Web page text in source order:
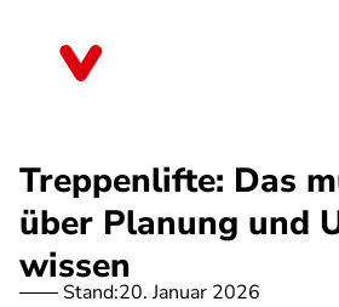
Treppenlifte: Das
über Planung und
wissen
Stand:20. Januar 2026